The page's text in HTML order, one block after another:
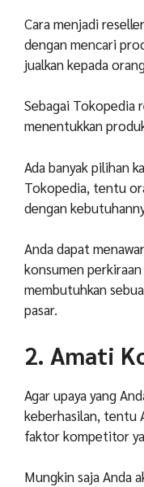
Cara menjadi
dengan mencari
jualkan kepada
Sebagai Tokopedia
menentukkan
Ada banyak pilihan
Tokopedia, tentu
dengan
Anda dapat
konsumen
membutuhkan
pasar.
2. Amati
Agar upaya yang
keberhasilan, tentu
faktor kompetitor
Mungkin saja Anda